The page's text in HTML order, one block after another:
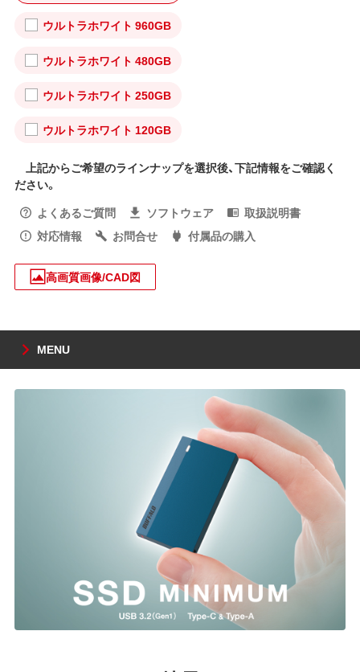
ウルトラホワイト 960GB
ウルトラホワイト 480GB
ウルトラホワイト 250GB
ウルトラホワイト 120GB
上記からご希望のラインナップを選択後、下記情報をご確認く
ださい。
よくあるご質問
ソフトウェア
取扱説明書
対応情報
お問合せ 付属品の購入
高画質画像/CAD図
MENU